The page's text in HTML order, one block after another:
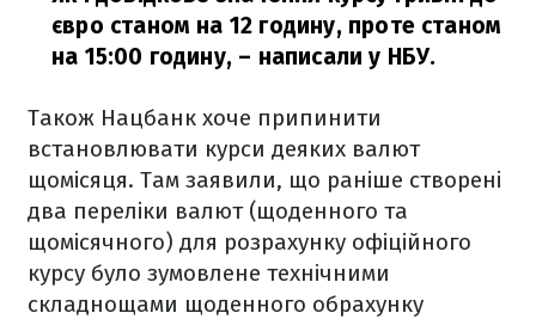
євро станом на 12 годину, проте станом
на 15:00 годину, – написали у НБУ.
Також Нацбанк хоче припинити
встановлювати курси деяких валют
щомісяця. Там заявили, що раніше створені
два переліки валют (щоденного та
щомісячного) для розрахунку офіційного
курсу було зумовлене технічними
складнощами щоденного обрахунку